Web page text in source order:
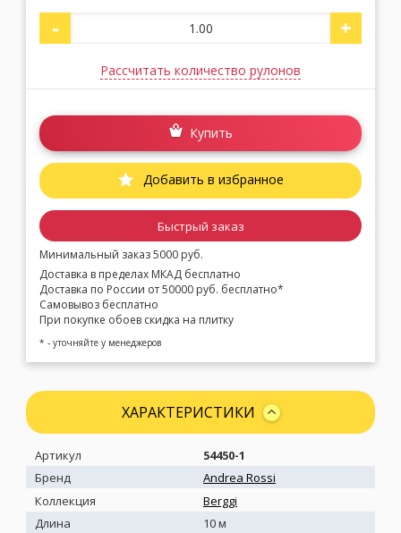
- +
Рассчитать количество рулонов
Купить
Добавить в избранное
Быстрый заказ
Минимальный заказ 5000 руб.
Доставка в пределах МКАД бесплатно
Доставка по России от 50000 руб. бесплатно*
Самовывоз бесплатно
При покупке обоев скидка на плитку
* - уточняйте у менеджеров
ХАРАКТЕРИСТИКИ
Артикул
54450-1
Бренд
Andrea Rossi
Коллекция
Berggi
Длина
10 м